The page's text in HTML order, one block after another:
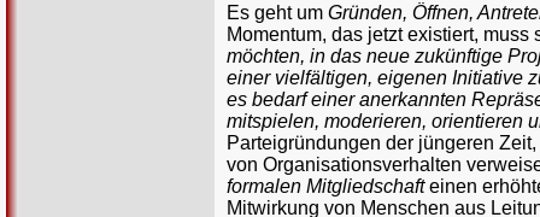
Es geht um Gründen, Öffnen,
Momentum, das jetzt existiert,
möchten, in das neue zukünftige
einer vielfältigen, eigenen Initiative
es bedarf einer anerkannten
mitspielen, moderieren, orientieren
Parteigründungen der jüngeren
von Organisationsverhalten
formalen Mitgliedschafteinen
Mitwirkung von Menschen aus